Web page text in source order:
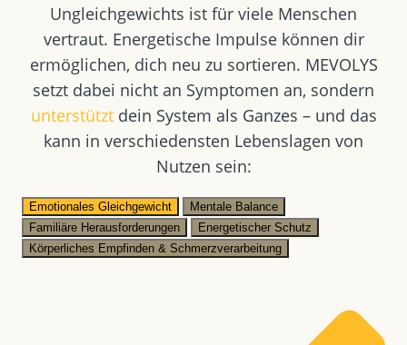
Ungleichgewichts ist für viele Menschen
vertraut. Energetische Impulse können dir
ermöglichen, dich neu zu sortieren. MEVOLYS
setzt dabei nicht an Symptomen an, sondern
unterstütztdein System als Ganzes – und das
kann in verschiedensten Lebenslagen von
Nutzen sein:
Emotionales Gleichgewicht
Mentale Balance
Familiäre Herausforderungen
Energetischer Schutz
Körperliches Empfinden & Schmerzverarbeitung